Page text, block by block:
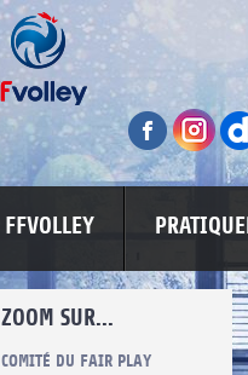
FFVOLLEY
ZOOM SUR...
COMITÉ DU FAIR PLAY